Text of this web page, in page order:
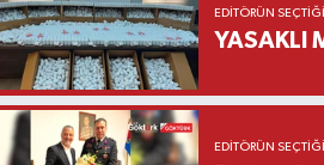
EDITÖRÜN SEÇTIĞI
YASAKLI
EDITÖRÜN SEÇTIĞI